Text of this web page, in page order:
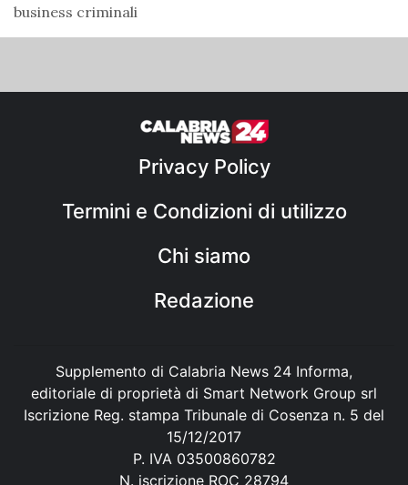
business criminali
Privacy Policy
Termini e Condizioni di utilizzo
Chi siamo
Redazione
Supplemento di Calabria News 24 Informa,
editoriale di proprietà di Smart Network Group srl
Iscrizione Reg. stampa Tribunale di Cosenza n. 5 del
15/12/2017
P. IVA 03500860782
N. iscrizione ROC 28794